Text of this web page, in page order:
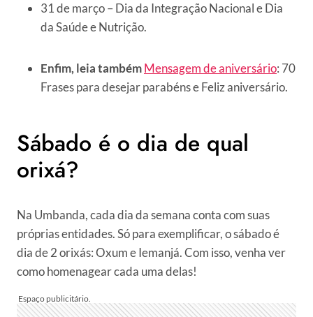
31 de março – Dia da Integração Nacional e Dia
da Saúde e Nutrição.
Enfim, leia tambémMensagem de aniversário: 70
Frases para desejar parabéns e Feliz aniversário.
Sábado é o dia de qual
orixá?
Na Umbanda, cada dia da semana conta com suas
próprias entidades. Só para exemplificar, o sábado é
dia de 2 orixás: Oxum e Iemanjá. Com isso, venha ver
como homenagear cada uma delas!